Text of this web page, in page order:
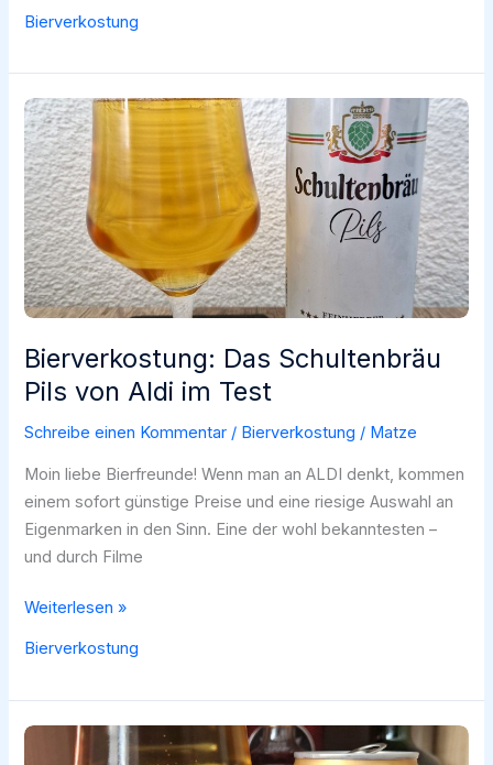
im
Test
Bierverkostung
Bierverkostung: Das Schultenbräu
Pils von Aldi im Test
Schreibe einen Kommentar / Bierverkostung / Matze
Moin liebe Bierfreunde! Wenn man an ALDI denkt, kommen
einem sofort günstige Preise und eine riesige Auswahl an
Eigenmarken in den Sinn. Eine der wohl bekanntesten –
und durch Filme
Bierverkostung:
Weiterlesen »
Bierverkostung